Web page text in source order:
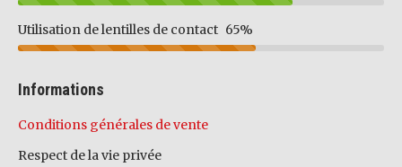
Utilisation de lentilles de contact 65%
Informations
Conditions générales de vente
Respect de la vie privée